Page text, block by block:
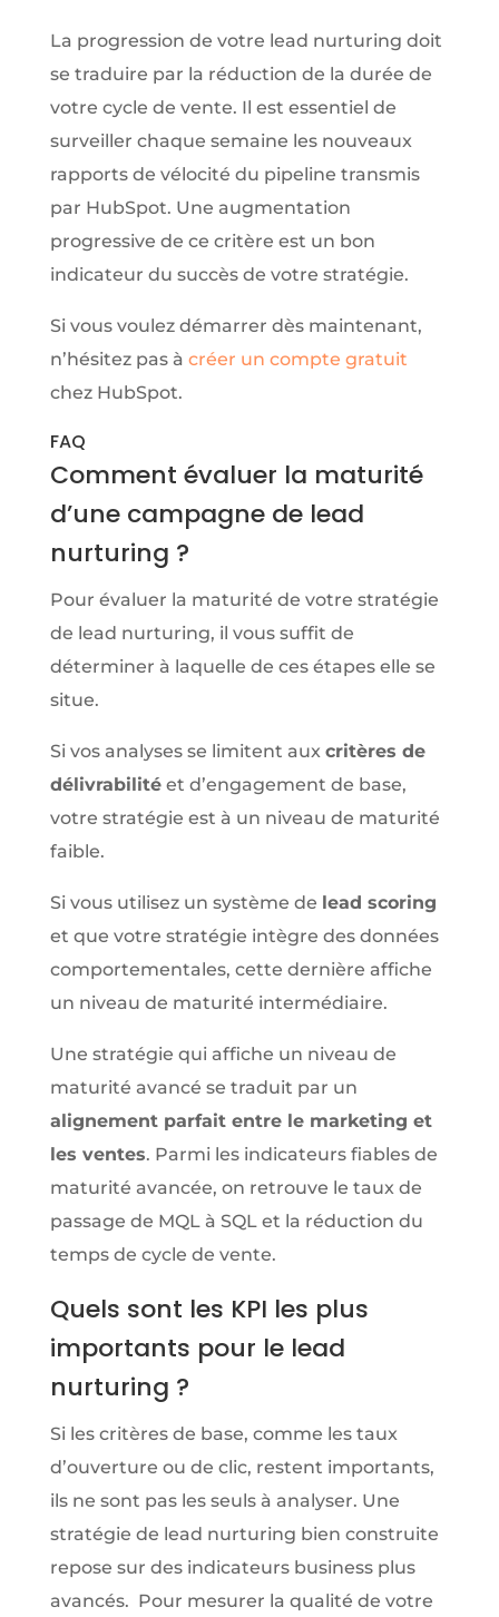
La progression de votre lead nurturing doit
se traduire par la réduction de la durée de
votre cycle de vente. Il est essentiel de
surveiller chaque semaine les nouveaux
rapports de vélocité du pipeline transmis
par HubSpot. Une augmentation
progressive de ce critère est un bon
indicateur du succès de votre stratégie.
Si vous voulez démarrer dès maintenant,
n’hésitez pas à créer un compte gratuit
chez HubSpot.
FAQ
Comment évaluer la maturité
d’une campagne de lead
nurturing ?
Pour évaluer la maturité de votre stratégie
de lead nurturing, il vous suffit de
déterminer à laquelle de ces étapes elle se
situe.
Si vos analyses se limitent aux critères de
délivrabilitéet d’engagement de base,
votre stratégie est à un niveau de maturité
faible.
Si vous utilisez un système de lead scoring
et que votre stratégie intègre des données
comportementales, cette dernière affiche
un niveau de maturité intermédiaire.
Une stratégie qui affiche un niveau de
maturité avancé se traduit par un
alignement parfait entre le marketing et
les ventes. Parmi les indicateurs fiables de
maturité avancée, on retrouve le taux de
passage de MQL à SQL et la réduction du
temps de cycle de vente.
Quels sont les KPI les plus
importants pour le lead
nurturing ?
Si les critères de base, comme les taux
d’ouverture ou de clic, restent importants,
ils ne sont pas les seuls à analyser. Une
stratégie de lead nurturing bien construite
repose sur des indicateurs business plus
avancés. Pour mesurer la qualité de votre